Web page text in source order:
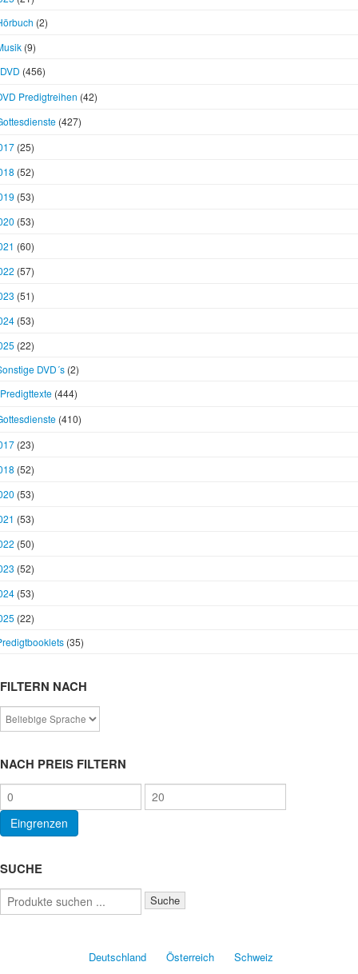
(2)
(9)
DVD (456)
Predigtreihen (42)
(427)
(25)
(52)
(53)
(53)
(60)
(57)
(51)
(53)
(22)
DVD´s (2)
Predigttexte (444)
(410)
(23)
(52)
(53)
(53)
(50)
(52)
(53)
(22)
(35)
FILTERN NACH
NACH PREIS FILTERN
Min.
Preis
Max.
Preis
Eingrenzen
SUCHE
Suchen
nach:
Suche
Deutschland Österreich Schweiz